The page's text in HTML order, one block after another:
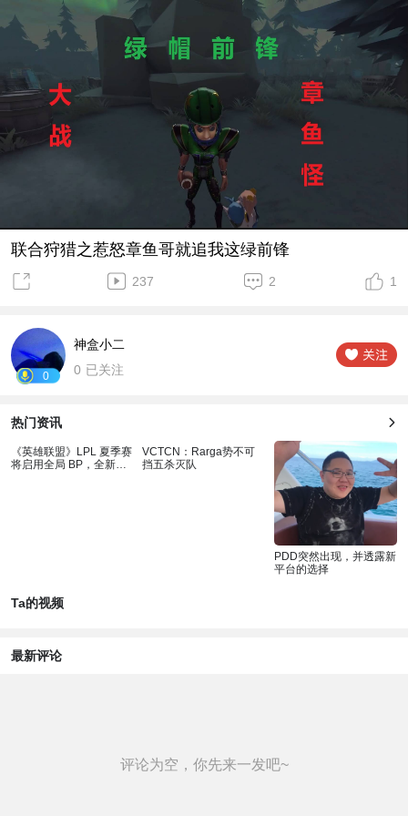
联合狩猎之惹怒章鱼哥就追我这绿前锋
237 2 1
0
神盒小二
0 已关注
热门资讯
《英雄联盟》LPL 夏季赛
将启用全局 BP，全新赛
VCTCN：Rarga势不可
挡五杀灭队
PDD突然出现，并透露新
平台的选择
Ta的视频
最新评论
评论为空，你先来一发吧~